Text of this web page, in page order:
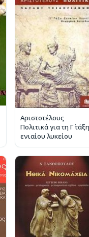
Αριστοτέλους
Πολιτικά για τη Γ΄ τάξη
ενιαίου λυκείου